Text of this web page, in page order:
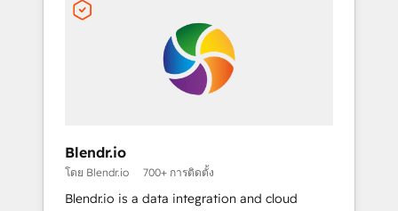
Blendr.io
โดย Blendr.io 700+ การติดตั้ง
Blendr.io is a data integration and cloud